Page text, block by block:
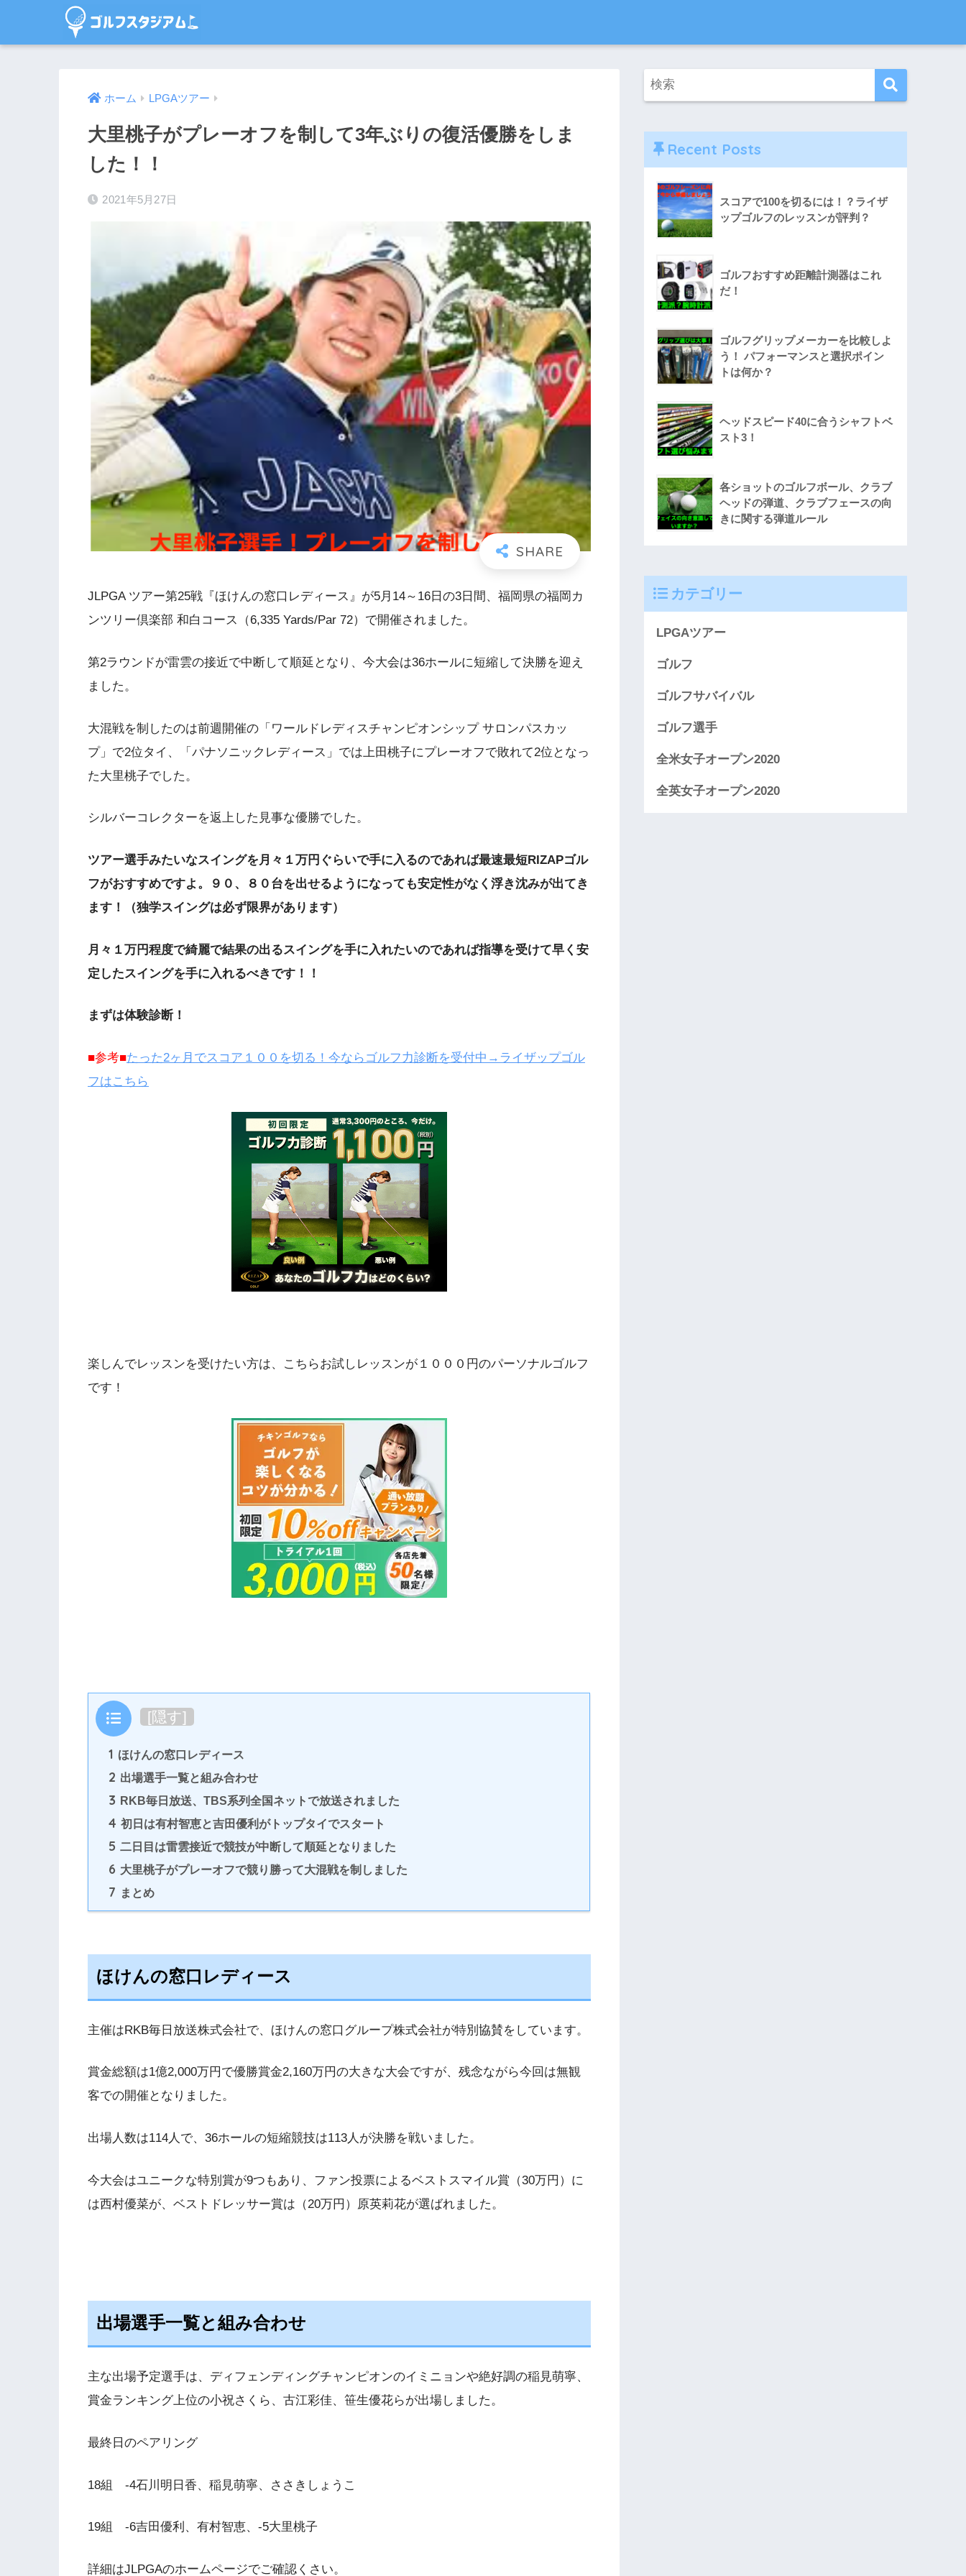
ホーム LPGAツアー
大里桃子がプレーオフを制して3年ぶりの復活優勝をしま
した！！
2021年5月27日
JLPGA ツアー第25戦『ほけんの窓口レディース』が5月 14～ 16 日の3 日間、福岡県の福岡カ
ンツリー倶楽部 和白コース（6,335 Yards/Par 72）で開催されました。
第2ラウンドが雷雲の接近で中断して順延となり、今大会は36ホールに短縮して決勝を迎え
ました。
大混戦を制したのは前週開催の「ワールドレディスチャンピオンシップ サロンパスカッ
プ」で2位タイ、「パナソニックレディース」では上田桃子にプレーオフで敗れて2位となっ
た大里桃子でした。
シルバーコレクターを返上した見事な優勝でした。
ツアー選手みたいなスイングを月々１万円ぐらいで手に入るのであれば最速最短RIZAPゴル
フがおすすめですよ。９０、８０台を出せるようになっても安定性がなく浮き沈みが出てき
ます！（独学スイングは必ず限界があります）
月々１万円程度で綺麗で結果の出るスイングを手に入れたいのであれば指導を受けて早く安
定したスイングを手に入れるべきです！！
まずは体験診断！
■参考■たった2ヶ月でスコア１００を切る！今ならゴルフ力診断を受付中→ライザップゴル
フはこちら
楽しんでレッスンを受けたい方は、こちらお試しレッスンが１０００円のパーソナルゴルフ
です！
目次 [隠す]
1 ほけんの窓口レディース
2 出場選手一覧と組み合わせ
3 RKB毎日放送、TBS系列全国ネットで放送されました
4 初日は有村智恵と吉田優利がトップタイでスタート
5 二日目は雷雲接近で競技が中断して順延となりました
6 大里桃子がプレーオフで競り勝って大混戦を制しました
7 まとめ
ほけんの窓口レディース
主催はRKB毎日放送株式会社で、ほけんの窓口グループ株式会社が特別協賛をしています。
賞金総額は1億2,000万円で優勝賞金2,160万円の大きな大会ですが、残念ながら今回は無観
客での開催となりました。
出場人数は114人で、 36ホールの短縮競技は113人が決勝を戦いました。
今大会はユニークな特別賞が9つもあり、ファン投票によるベストスマイル賞（30万円）に
は西村優菜が、ベストドレッサー賞は（20万円）原英莉花が選ばれました。
出場選手一覧と組み合わせ
主な出場予定選手は、ディフェンディングチャンピオンのイミニョンや絶好調の稲見萌寧、
賞金ランキング上位の小祝さくら、古江彩佳、笹生優花らが出場しました。
最終日のペアリング
18組 -4石川明日香、稲見萌寧、ささきしょうこ
19組 -6吉田優利、有村智恵、 -5大里桃子
詳細はJLPGAのホームページでご確認くさい。
Recent Posts
スコアで100を切るには！？ライザ
ップゴルフのレッスンが評判？
ゴルフおすすめ距離計測器はこれ
だ！
ゴルフグリップメーカーを比較しよ
う！ パフォーマンスと選択ポイン
トは何か？
ヘッドスピード40に合うシャフトベ
スト3！
各ショットのゴルフボール、クラブ
ヘッドの弾道、クラブフェースの向
きに関する弾道ルール
カテゴリー
LPGAツアー
ゴルフ
ゴルフサバイバル
ゴルフ選手
全米女子オープン2020
全英女子オープン2020